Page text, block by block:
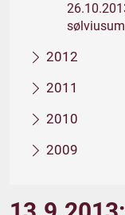
2012
2011
2010
2009